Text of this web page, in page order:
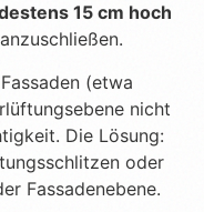
15 cm hoch
(etwa
nicht
Die Lösung:
oder
Fassadenebene.